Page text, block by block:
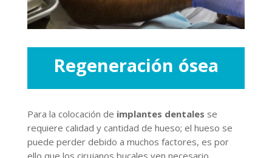
Regeneración ósea
Para la colocación de implantes dentales se
requiere calidad y cantidad de hueso; el hueso se
puede perder debido a muchos factores, es por
ello que los cirujanos bucales ven necesario